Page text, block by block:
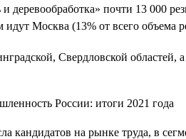
деревообработка» почти 13 000
Москва (13% от всего объема
Свердловской областей,
кандидатов на рынке труда, в